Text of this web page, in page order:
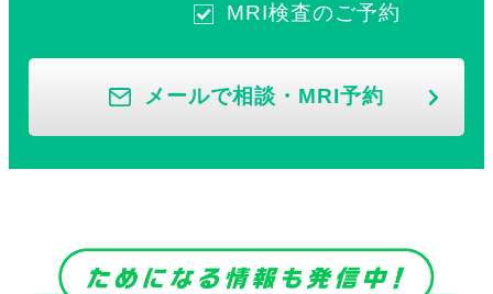
MRI検査のご予約
メールで相談・MRI予約